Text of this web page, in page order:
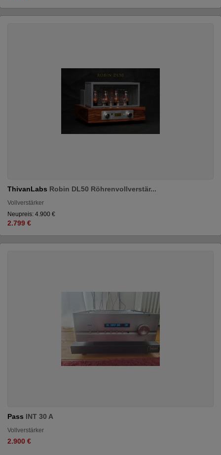
ThivanLabs Robin DL50 Röhrenvollverstär...
Vollverstärker
Neupreis: 4.900 €
2.799 €
Pass INT 30 A
Vollverstärker
2.900 €